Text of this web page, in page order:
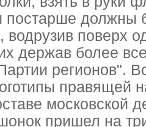
должны
водрузив поверх
держав более
регионов".
правящей
московской
пришел на